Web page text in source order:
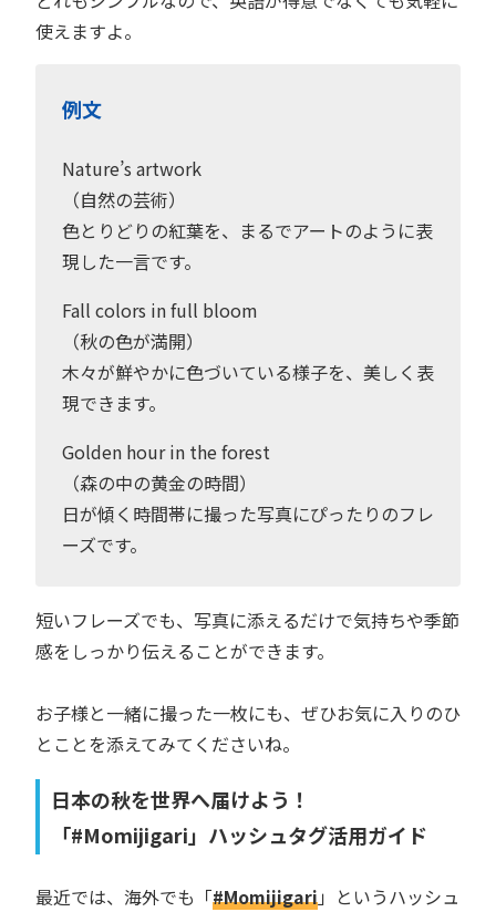
使えますよ。
例文
Nature’s artwork
（自然の芸術）
色とりどりの紅葉を、まるでアートのように表
現した一言です。
Fall colors in full bloom
（秋の色が満開）
木々が鮮やかに色づいている様子を、美しく表
現できます。
Golden hour in the forest
（森の中の黄金の時間）
日が傾く時間帯に撮った写真にぴったりのフレ
ーズです。
短いフレーズでも、写真に添えるだけで気持ちや季節
感をしっかり伝えることができます。
お子様と一緒に撮った一枚にも、ぜひお気に入りのひ
とことを添えてみてくださいね。
日本の秋を世界へ届けよう！
「#Momijigari」ハッシュタグ活用ガイド
最近では、海外でも「#Momijigari」というハッシュ